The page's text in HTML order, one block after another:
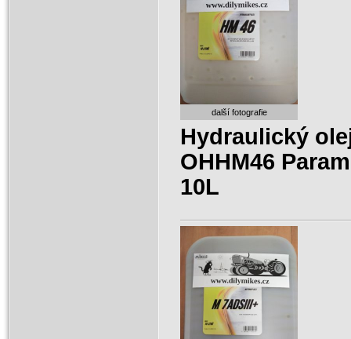
další fotografie
Hydraulický
OHHM46
10L